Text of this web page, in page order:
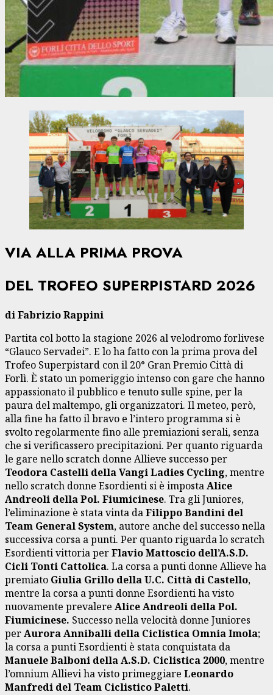
VIA ALLA PRIMA PROVA
DEL TROFEO SUPERPISTARD 2026
di Fabrizio Rappini
Partita col botto la stagione 2026 al velodromo forlivese
“Glauco Servadei”. E lo ha fatto con la prima prova del
Trofeo Superpistard con il 20° Gran Premio Città di
Forlì. È stato un pomeriggio intenso con gare che hanno
appassionato il pubblico e tenuto sulle spine, per la
paura del maltempo, gli organizzatori. Il meteo, però,
alla fine ha fatto il bravo e l’intero programma si è
svolto regolarmente fino alle premiazioni serali, senza
che si verificassero precipitazioni. Per quanto riguarda
le gare nello scratch donne Allieve successo per
Teodora Castelli della Vangi Ladies Cycling, mentre
nello scratch donne Esordienti si è impostaAlice
Andreoli della Pol. Fiumicinese. Tra gli Juniores,
l’eliminazione è stata vinta daFilippo Bandini del
Team General System, autore anche del successo nella
successiva corsa a punti. Per quanto riguarda lo scratch
Esordienti vittoria perFlavio Mattoscio dell’A.S.D.
Cicli Tonti Cattolica. La corsa a punti donne Allieve ha
premiato Giulia Grillo della U.C. Città di Castello,
mentre la corsa a punti donne Esordienti ha visto
nuovamente prevalere Alice Andreoli della Pol.
Fiumicinese. Successo nella velocità donne Juniores
perAurora Anniballi della Ciclistica Omnia Imola;
la corsa a punti Esordienti è stata conquistata da
Manuele Balboni della A.S.D. Ciclistica 2000, mentre
l’omnium Allievi ha visto primeggiare Leonardo
Manfredi del Team Ciclistico Paletti.